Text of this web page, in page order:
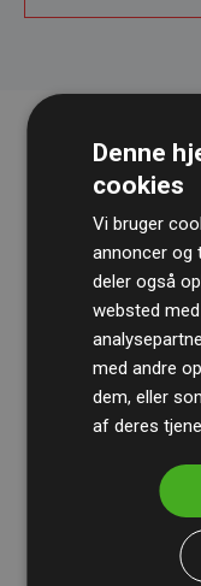
Revisionshuset
beregninger og
og pålidelighed.
Deres revision
medlemmernes
Denne
cookies
Vi bruger
annoncer og
deler også
websted
med andre
dem, eller
af deres